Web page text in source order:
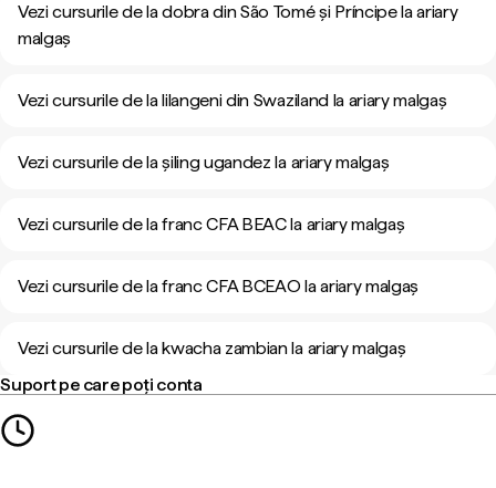
Vezi cursurile de la dobra din São Tomé și Príncipe la ariary
malgaș
Vezi cursurile de la lilangeni din Swaziland la ariary malgaș
Vezi cursurile de la șiling ugandez la ariary malgaș
Vezi cursurile de la franc CFA BEAC la ariary malgaș
Vezi cursurile de la franc CFA BCEAO la ariary malgaș
Vezi cursurile de la kwacha zambian la ariary malgaș
Suport pe care poți conta